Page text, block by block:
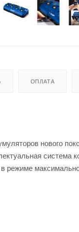
ОПЛАТА
нового
система
режиме